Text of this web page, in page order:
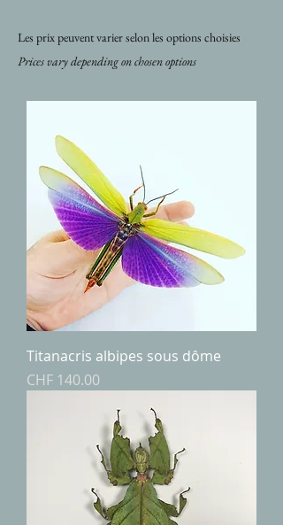
Les prix peuvent varier selon les options choisies
Prices vary depending on chosen options
Titanacris albipes sous dôme
Price
CHF 140.00